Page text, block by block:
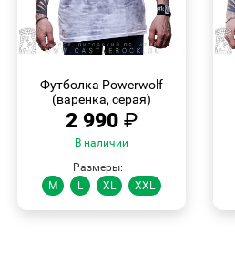
Футболка Powerwolf
(варенка, серая)
2 990 ₽
В наличии
Размеры:
M
L XL XXL